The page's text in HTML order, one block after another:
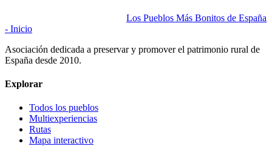
Los Pueblos Más Bonitos de España
- Inicio
Asociación dedicada a preservar y promover el patrimonio rural de
España desde 2010.
Explorar
Todos los pueblos
Multiexperiencias
Rutas
Mapa interactivo